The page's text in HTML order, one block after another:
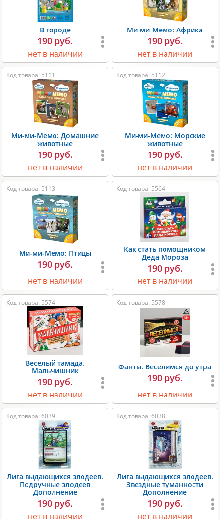
В городе
190 руб.
нет в наличии
Ми-ми-Мемо: Африка
190 руб.
нет в наличии
Код товара: 5111
Ми-ми-Мемо: Домашние
животные
190 руб.
нет в наличии
Код товара: 5112
Ми-ми-Мемо: Морские
животные
190 руб.
нет в наличии
Код товара: 5113
Ми-ми-Мемо: Птицы
190 руб.
нет в наличии
Код товара: 5564
Как стать помощником
Деда Мороза
190 руб.
нет в наличии
Код товара: 5574
Веселый тамада.
Мальчишник
190 руб.
нет в наличии
Код товара: 5578
Фанты. Веселимся до утра
190 руб.
нет в наличии
Код товара: 6039
Лига выдающихся злодеев.
Подручные злодеев
Дополнение
190 руб.
нет в наличии
Код товара: 6038
Лига выдающихся злодеев.
Звездные туманности
Дополнение
190 руб.
нет в наличии